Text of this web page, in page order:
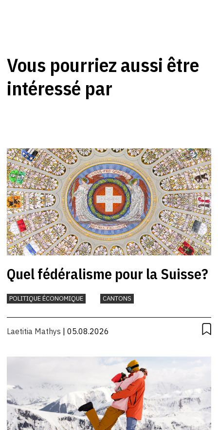
Vous pourriez aussi être
intéressé par
Quel fédéralisme pour la Suisse?
POLITIQUE ÉCONOMIQUE CANTONS
Laetitia Mathys | 05.08.2026